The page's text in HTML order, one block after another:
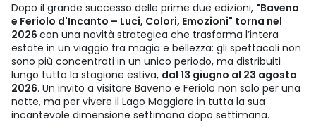
Dopo il grande successo delle prime due edizioni, "Baveno
e Feriolo d'Incanto – Luci, Colori, Emozioni" torna nel
2026 con una novità strategica che trasforma l’intera
estate in un viaggio tra magia e bellezza: gli spettacoli non
sono più concentrati in un unico periodo, ma distribuiti
lungo tutta la stagione estiva, dal 13 giugno al 23 agosto
2026. Un invito a visitare Baveno e Feriolo non solo per una
notte, ma per vivere il Lago Maggiore in tutta la sua
incantevole dimensione settimana dopo settimana.